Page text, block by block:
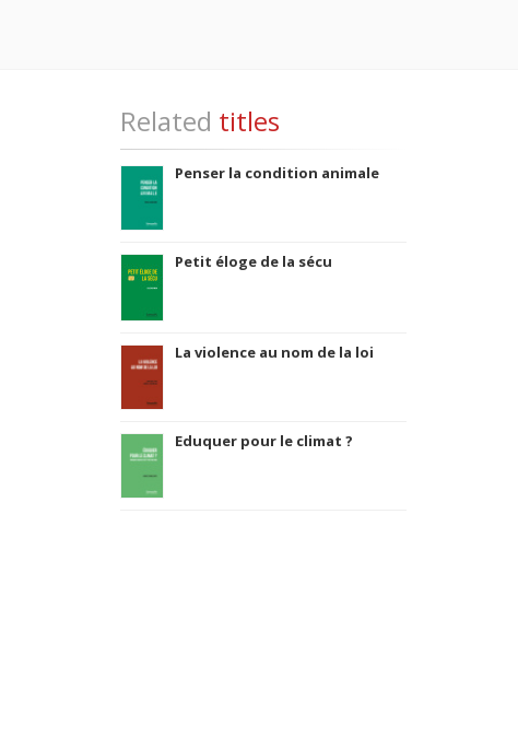
Related titles
Penser la condition animale
Petit éloge de la sécu
La violence au nom de la loi
Eduquer pour le climat ?